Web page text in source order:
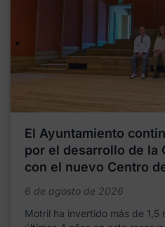
El Ayuntamiento
por el desarrollo de la
con el nuevo Centro
6 de agosto de 2026
Motril ha invertido más de 1,5